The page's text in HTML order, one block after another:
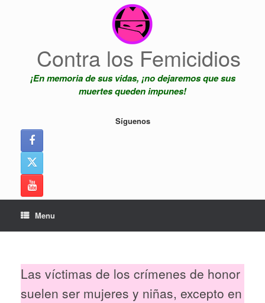
Contra los Femicidios
¡En memoria de sus vidas, ¡no dejaremos que sus
muertes queden impunes!
Síguenos
Menu
Las víctimas de los crímenes de honor
suelen ser mujeres y niñas, excepto en